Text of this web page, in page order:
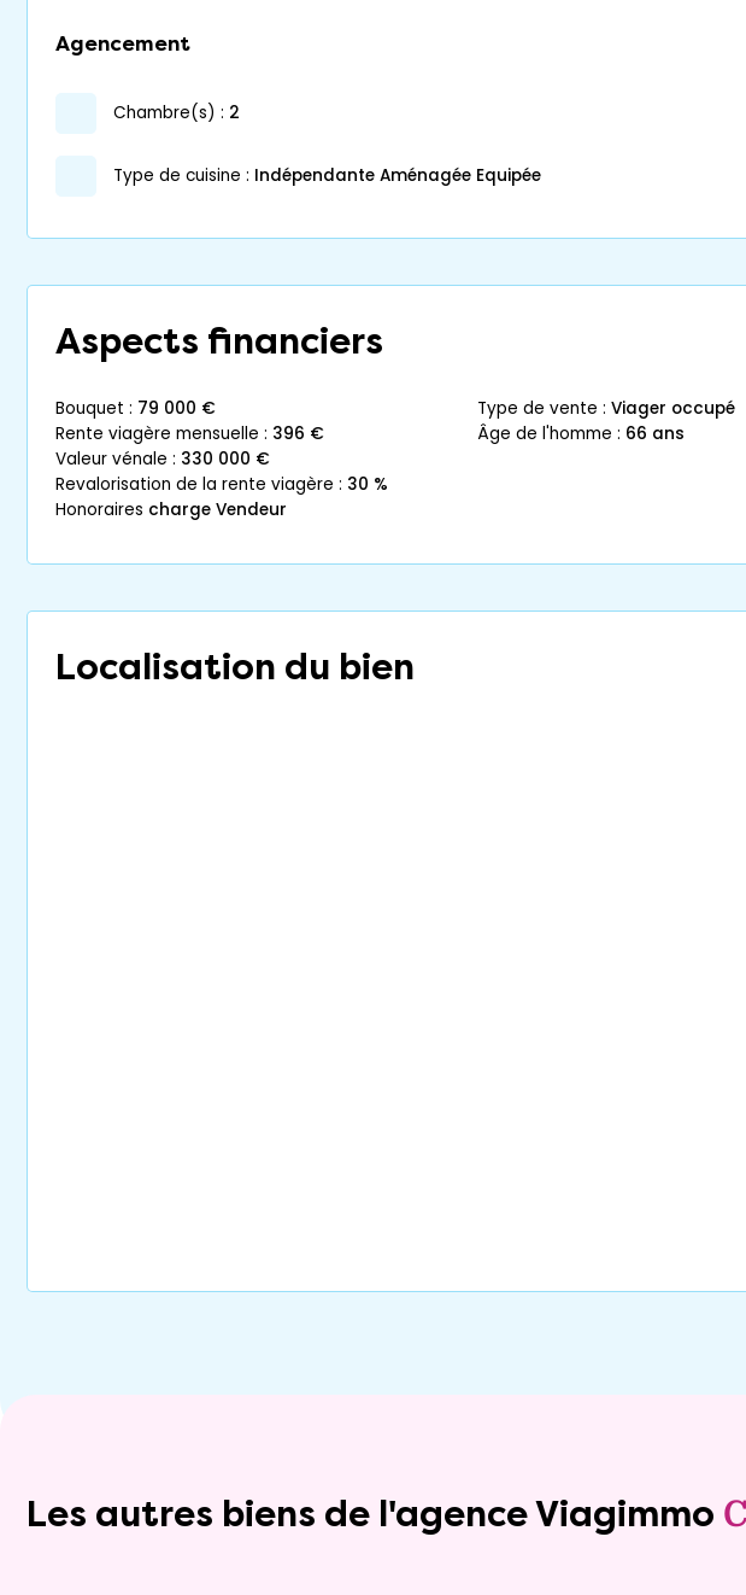
Agencement
chambre(s) : 2
Type de cuisine : Indépendante Aménagée Equipée
Aspects financiers
bouquet : 79 000 €
rente viagère mensuelle : 396 €
valeur vénale : 330 000 €
revalorisation de la rente viagère : 30 %
honoraires charge Vendeur
type de vente : Viager occupé
âge de l'homme : 66 ans
Localisation du bien
Les autres biens de l'agence Viagimmo